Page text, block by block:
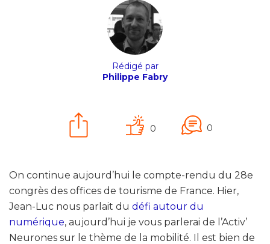
Rédigé par
Philippe Fabry
0 0
On continue aujourd’hui le compte-rendu du 28e
congrès des offices de tourisme de France. Hier,
Jean-Luc nous parlait du défi autour du
numérique, aujourd’hui je vous parlerai de l’Activ’
Neurones sur le thème de la mobilité. Il est bien de